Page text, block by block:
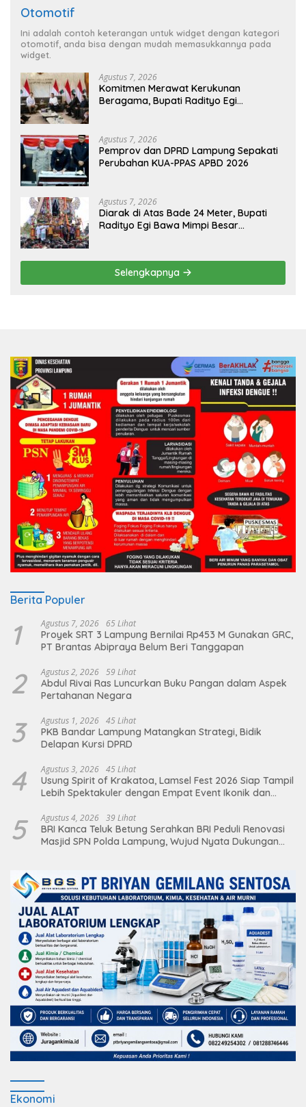
Otomotif
Ini adalah contoh keterangan untuk widget dengan kategori
otomotif, anda bisa dengan mudah memasukkannya pada
widget.
Agustus 7, 2026
Komitmen Merawat Kerukunan
Beragama, Bupati Radityo Egi
Agustus 7, 2026
Pemprov dan DPRD Lampung Sepakati
Perubahan KUA-PPAS APBD 2026
Agustus 7, 2026
Diarak di Atas Bade 24 Meter, Bupati
Radityo Egi Bawa Mimpi Besar
Selengkapnya
Berita Populer
1 Agustus 7, 2026 65 Lihat
Proyek SRT 3 Lampung Bernilai Rp453 M Gunakan GRC,
PT Brantas Abipraya Belum Beri Tanggapan
2 Agustus 2, 2026 59 Lihat
Abdul Rivai Ras Luncurkan Buku Pangan dalam Aspek
Pertahanan Negara
3 Agustus 1, 2026 45 Lihat
PKB Bandar Lampung Matangkan Strategi, Bidik
Delapan Kursi DPRD
4 Agustus 3, 2026 45 Lihat
Usung Spirit of Krakatoa, Lamsel Fest 2026 Siap Tampil
Lebih Spektakuler dengan Empat Event Ikonik dan
5 Agustus 4, 2026 39 Lihat
BRI Kanca Teluk Betung Serahkan BRI Peduli Renovasi
Masjid SPN Polda Lampung, Wujud Nyata Dukungan
Ekonomi